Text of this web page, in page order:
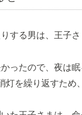
する男は、王子
ったので、夜は
灯を繰り返すため